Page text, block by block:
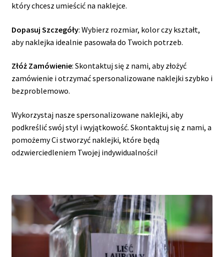
który chcesz umieścić na naklejce.
Dopasuj Szczegóły: Wybierz rozmiar, kolor czy kształt,
aby naklejka idealnie pasowała do Twoich potrzeb.
Złóż Zamówienie: Skontaktuj się z nami, aby złożyć
zamówienie i otrzymać spersonalizowane naklejki szybko i
bezproblemowo.
Wykorzystaj nasze spersonalizowane naklejki, aby
podkreślić swój styl i wyjątkowość. Skontaktuj się z nami, a
pomożemy Ci stworzyć naklejki, które będą
odzwierciedleniem Twojej indywidualności!